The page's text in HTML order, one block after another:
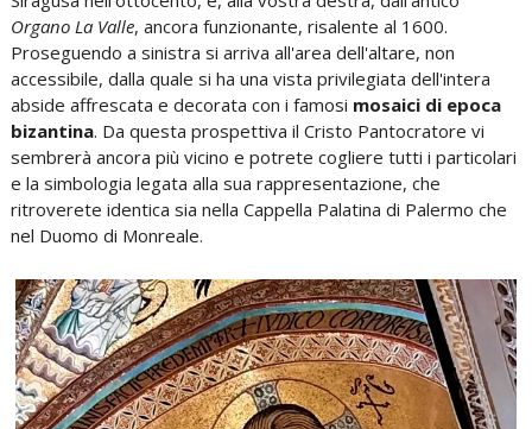
Organo La Valle, ancora funzionante, risalente al 1600.
Proseguendo a sinistra si arriva all'area dell'altare, non
accessibile, dalla quale si ha una vista privilegiata dell'intera
abside affrescata e decorata con i famosi mosaici di epoca
bizantina. Da questa prospettiva il Cristo Pantocratore vi
sembrerà ancora più vicino e potrete cogliere tutti i particolari
e la simbologia legata alla sua rappresentazione, che
ritroverete identica sia nella Cappella Palatina di Palermo che
nel Duomo di Monreale.